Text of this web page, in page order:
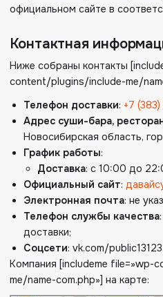
официальном сайте в
Контактная
Ниже собраны контакты
content/plugins/include-me/
Телефон доставки: +7
Адрес суши-бара,
Новосибирская область,
График работы:
Доставка: с 10:00 до
Официальный сайт:
Электронная почта: не
Телефон службы качества
доставки;
Соцсети: vk.com/
Компания [includeme file=»wp-
me/name-com.php»] на карте: